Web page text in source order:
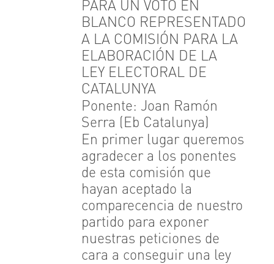
PARA UN VOTO EN
BLANCO REPRESENTADO
A LA COMISIÓN PARA LA
ELABORACIÓN DE LA
LEY ELECTORAL DE
CATALUNYA
Ponente: Joan Ramón
Serra (Eb Catalunya)
En primer lugar queremos
agradecer a los ponentes
de esta comisión que
hayan aceptado la
comparecencia de nuestro
partido para exponer
nuestras peticiones de
cara a conseguir una ley